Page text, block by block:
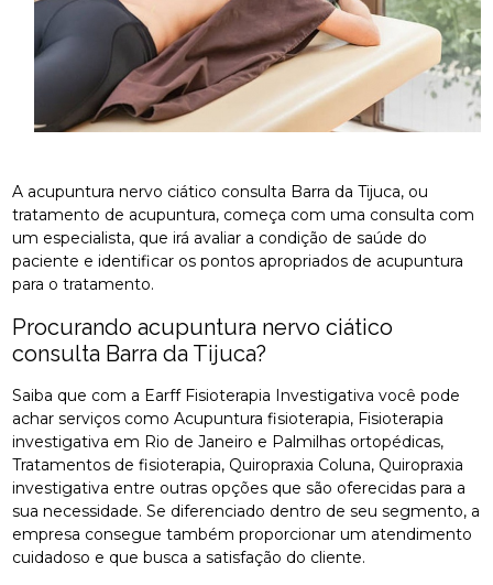
A acupuntura nervo ciático consulta Barra da Tijuca, ou
tratamento de acupuntura, começa com uma consulta com
um especialista, que irá avaliar a condição de saúde do
paciente e identificar os pontos apropriados de acupuntura
para o tratamento.
Procurando acupuntura nervo ciático
consulta Barra da Tijuca?
Saiba que com a Earff Fisioterapia Investigativa você pode
achar serviços como Acupuntura fisioterapia, Fisioterapia
investigativa em Rio de Janeiro e Palmilhas ortopédicas,
Tratamentos de fisioterapia, Quiropraxia Coluna, Quiropraxia
investigativa entre outras opções que são oferecidas para a
sua necessidade. Se diferenciado dentro de seu segmento, a
empresa consegue também proporcionar um atendimento
cuidadoso e que busca a satisfação do cliente.